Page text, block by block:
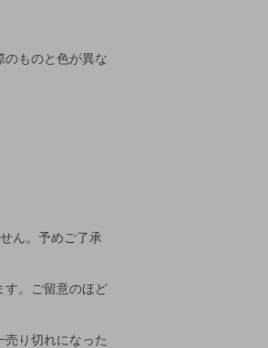
ものと色が異な
ん。予めご了承
。ご留意のほど
り切れになった